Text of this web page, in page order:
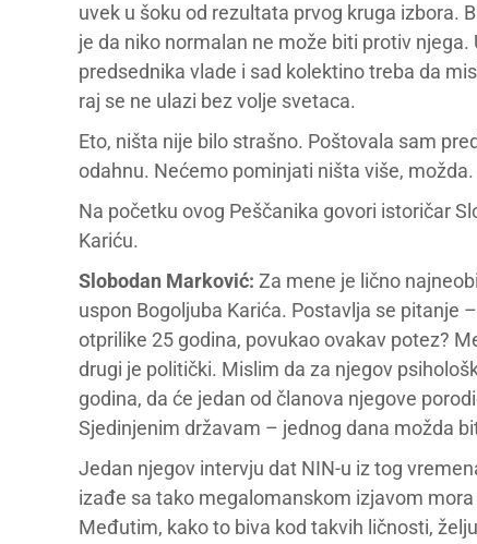
uvek u šoku od rezultata prvog kruga izbora.
je da niko normalan ne može biti protiv
predsednika vlade i sad kolektino treba da
raj se ne ulazi bez volje svetaca.
Eto, ništa nije bilo strašno. Poštovala sam
odahnu. Nećemo pominjati ništa više, možda.
Na početku ovog Peščanika govori istoričar
Kariću.
Slobodan Marković: Za mene je lično
uspon Bogoljuba Karića. Postavlja se pitanje
otprilike 25 godina, povukao ovakav potez?
drugi je politički. Mislim da za njegov
godina, da će jedan od članova njegove
Sjedinjenim državam – jednog dana možda
Jedan njegov intervju dat NIN-u iz tog
izađe sa tako megalomanskom izjavom
Međutim, kako to biva kod takvih ličnosti,